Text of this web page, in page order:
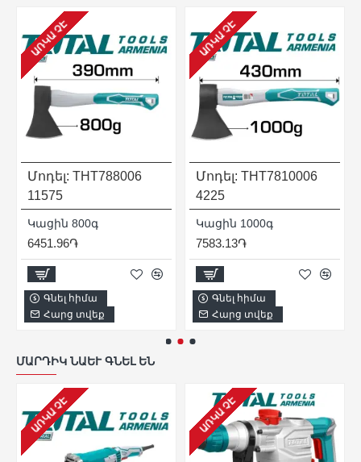
ԱՌԿԱ ՉԷ
Մոդել: THT788006
11575
Կացին 800գ
6451.96֏
Գնել հիմա
Հարց տվեք
ԱՌԿԱ ՉԷ
Մոդել: THT7810006
4225
Կացին 1000գ
7583.13֏
Գնել հիմա
Հարց տվեք
ՄԱՐԴԻԿ ՆԱԵՒ ԳՆԵԼ ԵՆ
ԱՌԿԱ ՉԷ ԱՌԿԱ ՉԷ